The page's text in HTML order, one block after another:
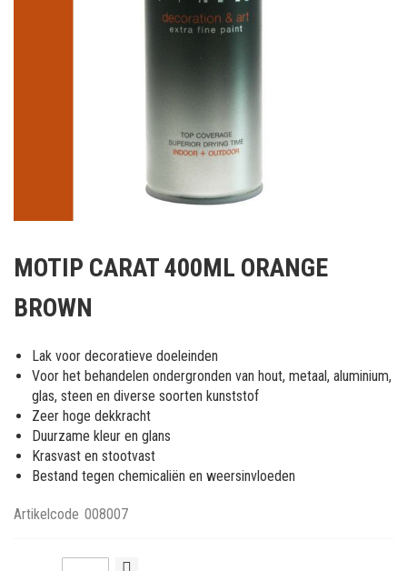
het
van
afbeeldingen-
gallerij
MOTIP CARAT 400ML ORANGE
BROWN
Lak voor decoratieve doeleinden
Voor het behandelen ondergronden van hout, metaal, aluminium,
glas, steen en diverse soorten kunststof
Zeer hoge dekkracht
Duurzame kleur en glans
Krasvast en stootvast
Bestand tegen chemicaliën en weersinvloeden
Artikelcode 008007